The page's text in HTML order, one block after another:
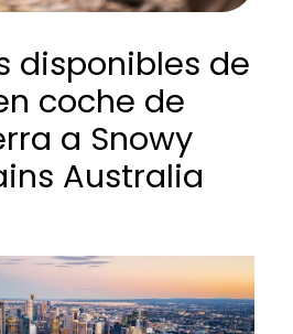
disponibles de
coche de
a Snowy
Australia